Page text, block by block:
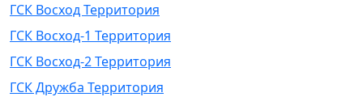
ГСК Восход Территория
ГСК Восход-1 Территория
ГСК Восход-2 Территория
ГСК Дружба Территория